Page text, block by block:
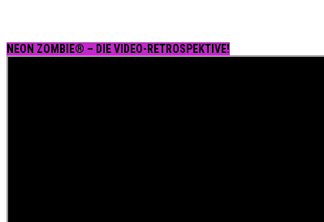
NEON ZOMBIE® – DIE VIDEO-RETROSPEKTIVE!